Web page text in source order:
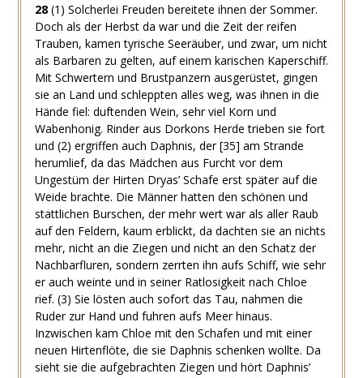
28 (1) Solcherlei Freuden bereitete ihnen der Sommer.
Doch als der Herbst da war und die Zeit der reifen
Trauben, kamen tyrische Seeräuber, und zwar, um nicht
als Barbaren zu gelten, auf einem karischen Kaperschiff.
Mit Schwertern und Brustpanzern ausgerüstet, gingen
sie an Land und schleppten alles weg, was ihnen in die
Hände fiel: duftenden Wein, sehr viel Korn und
Wabenhonig. Rinder aus Dorkons Herde trieben sie fort
und (2) ergriffen auch Daphnis, der[35] am Strande
herumlief, da das Mädchen aus Furcht vor dem
Ungestüm der Hirten Dryas’ Schafe erst später auf die
Weide brachte. Die Männer hatten den schönen und
stattlichen Burschen, der mehr wert war als aller Raub
auf den Feldern, kaum erblickt, da dachten sie an nichts
mehr, nicht an die Ziegen und nicht an den Schatz der
Nachbarfluren, sondern zerrten ihn aufs Schiff, wie sehr
er auch weinte und in seiner Ratlosigkeit nach Chloe
rief. (3) Sie lösten auch sofort das Tau, nahmen die
Ruder zur Hand und fuhren aufs Meer hinaus.
Inzwischen kam Chloe mit den Schafen und mit einer
neuen Hirtenflöte, die sie Daphnis schenken wollte. Da
sieht sie die aufgebrachten Ziegen und hört Daphnis’